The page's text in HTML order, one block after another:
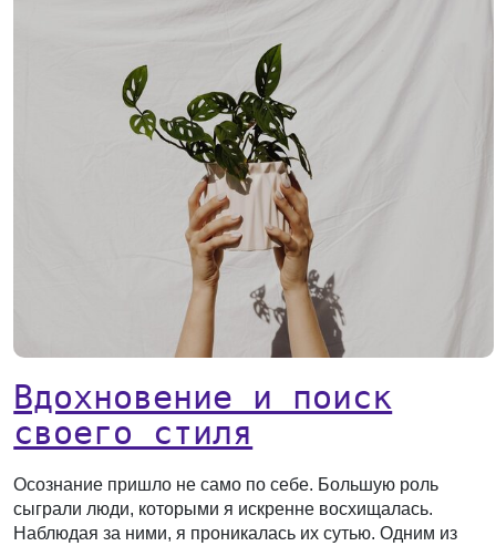
Вдохновение и поиск
своего стиля
Осознание пришло не само по себе. Большую роль
сыграли люди, которыми я искренне восхищалась.
Наблюдая за ними, я проникалась их сутью. Одним из